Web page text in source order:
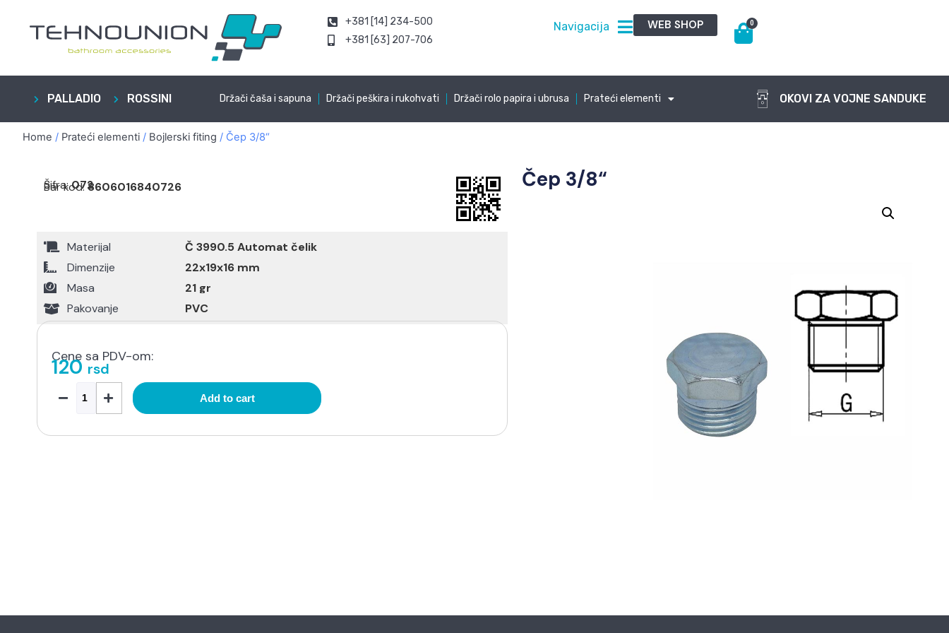
+381 [14] 234-500
+381 [63] 207-706
Navigacija WEB SHOP 0
PALLADIO ROSSINI Držači čaša i sapuna Držači peškira i rukohvati Držači rolo papira i ubrusa Prateći elementi OKOVI ZA VOJNE SANDUKE
Home / Prateći elementi / Bojlerski fiting / Čep 3/8“
Šifra:072
Bar kod:8606016840726
Materijal
Č 3990.5 Automat čelik
Dimenzije
22x19x16 mm
Masa
21 gr
Pakovanje
PVC
Cene sa PDV-om:
120rsd
Add to cart
Čep 3/8“